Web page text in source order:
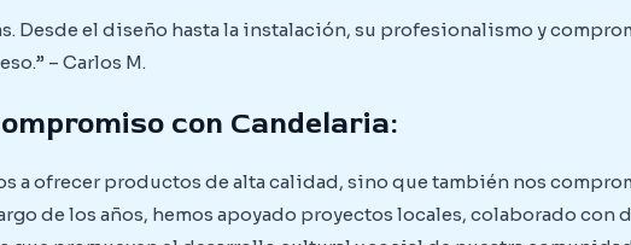
Desde el diseño hasta la instalación, su profesionalismo y
– Carlos M.
con Candelaria:
a ofrecer productos de alta calidad, sino que también nos
de los años, hemos apoyado proyectos locales, colaborado con